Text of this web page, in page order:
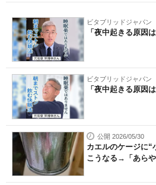
ビタブリッドジャパン
「夜中起きる原因
ビタブリッドジャパン
「夜中起きる原因
公開 2026/05/30
カエルのケージに“
こうなる→「あら